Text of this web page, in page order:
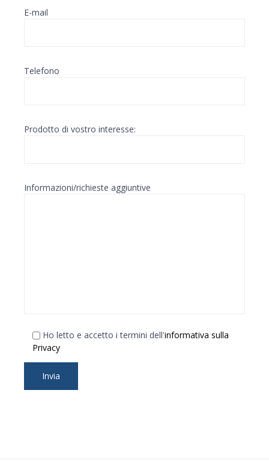
E-mail
Telefono
Prodotto di vostro interesse:
Informazioni/richieste aggiuntive
Ho letto e accetto i termini dell'informativa sulla
Privacy